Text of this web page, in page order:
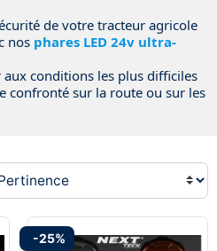
de votre tracteur agricole
nos phares LED 24v ultra-
conditions les plus difficiles
confronté sur la route ou sur les
-25%